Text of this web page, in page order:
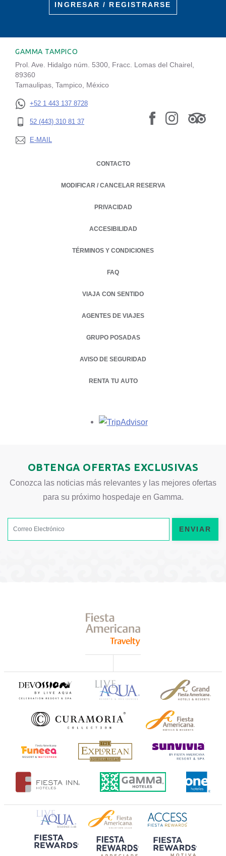
INGRESAR / REGISTRARSE
GAMMA TAMPICO
Prol. Ave. Hidalgo núm. 5300, Fracc. Lomas del Chairel,
89360
Tamaulipas, Tampico, México
+52 1 443 137 8728
52 (443) 310 81 37
E-MAIL
CONTACTO
MODIFICAR / CANCELAR RESERVA
PRIVACIDAD
OPENS IN A NEW TAB.
ACCESIBILIDAD
TÉRMINOS Y CONDICIONES
FAQ
VIAJA CON SENTIDO
AGENTES DE VIAJES
GRUPO POSADAS
AVISO DE SEGURIDAD
RENTA TU AUTO
OPENS IN A NEW TAB.
Opens in a new tab.
OBTENGA OFERTAS EXCLUSIVAS
Conozca las noticias más relevantes y las mejores ofertas
para su próximo hospedaje en Gamma.
ENVIAR